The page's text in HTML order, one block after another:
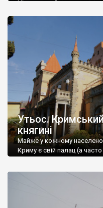
Ніжин греки?
Утьос.
княгині
Майже у кожному
Криму є свій палац (а часто